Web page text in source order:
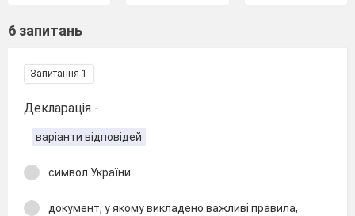
6 запитань
Запитання 1
Декларація -
варіанти відповідей
символ України
документ, у якому викладено важливі правила,